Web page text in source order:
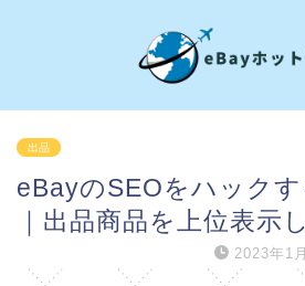
出品
eBayのSEOをハック
｜出品商品を上位表示
2023年1